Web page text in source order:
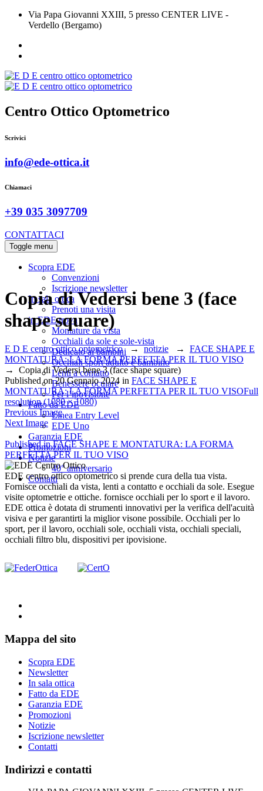
Via Papa Giovanni XXIII, 5 presso CENTER LIVE -
Verdello (Bergamo)
Centro Ottico Optometrico
Scrivici
info@ede-ottica.it
Chiamaci
+39 035 3097709
CONTATTACI
Toggle menu
Scopra EDE
Convenzioni
Iscrizione newsletter
In sala ottica
Prenoti una visita
in EDE trova
Montature da vista
Occhiali da sole e sole-vista
Dedicato ai bambini
Occhiali sport adulto e bambino
Lenti a contatto
Benessere oculare
Per l’ipovisione
Fatto da EDE
Linea Entry Level
EDE Uno
Garanzia EDE
Promozioni
Notizie
40° anniversario
Contatti
Copia di Vedersi bene 3 (face
shape square)
E D E centro ottico optometrico →notizie → FACE SHAPE E
MONTATURA: LA FORMA PERFETTA PER IL TUO VISO
→ Copia di Vedersi bene 3 (face shape square)
Published on20 Gennaio 2024 in FACE SHAPE E
MONTATURA: LA FORMA PERFETTA PER IL TUO VISOFull
resolution (1080 × 1080)
Previous Image
Next Image
Navigazione
articoli
Published in FACE SHAPE E MONTATURA: LA FORMA
PERFETTA PER IL TUO VISO
EDE centro ottico optometrico si prende cura della tua vista.
Fornisce occhiali da vista, lenti a contatto e occhiali da sole. Esegue
visite optometrie e ottiche. fornisce occhiali per lo sport e il lavoro.
EDE ottica è dotata di strumenti innovativi per la verifica dell'acuità
visiva e per garantirti la miglior visone possibile. Occhiali per lo
sport, per il lavoro, occhiali sole, occhiali vista, occhiali speciali,
occhiali filtro blu, dispositivi per ipovisione.
Mappa del sito
Scopra EDE
Newsletter
In sala ottica
Fatto da EDE
Garanzia EDE
Promozioni
Notizie
Iscrizione newsletter
Contatti
Indirizzi e contatti